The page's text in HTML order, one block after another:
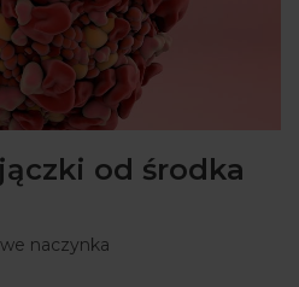
od środka
naczynka